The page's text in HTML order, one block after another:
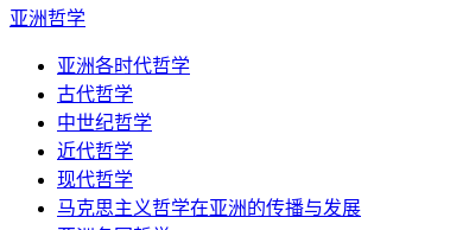
亚洲哲学
亚洲各时代哲学
古代哲学
中世纪哲学
近代哲学
现代哲学
马克思主义哲学在亚洲的传播与发展